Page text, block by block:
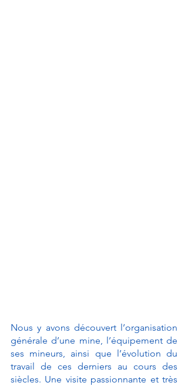
Nous y avons découvert l’organisation
générale d’une mine, l’équipement de
ses mineurs, ainsi que l’évolution du
travail de ces derniers au cours des
siècles. Une visite passionnante et très